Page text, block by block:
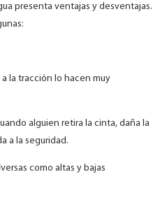
presenta ventajas y desventajas.
la tracción lo hacen muy
alguien retira la cinta, daña la
a la seguridad.
como altas y bajas